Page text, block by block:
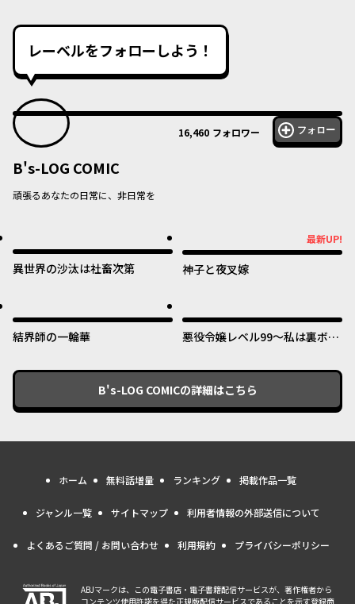
レーベルをフォローしよう！
16,460 フォロワー フォロー
B's-LOG COMIC
頑張るあなたの日常に、非日常を
異世界の沙汰は社畜次第
最新UP!
神子と夜叉嫁
結界師の一輪華
悪役令嬢レベル99～私は裏ボス
B's-LOG COMICの詳細はこちら
ホーム 無料話増量 ランキング 掲載作品一覧
ジャンル一覧 サイトマップ 利用者情報の外部送信について
よくあるご質問 / お問い合わせ 利用規約 プライバシーポリシー
ABJマークは、この電子書店・電子書籍配信サービスが、著作権者から
コンテンツ使用許諾を得た正規版配信サービスであることを示す登録商